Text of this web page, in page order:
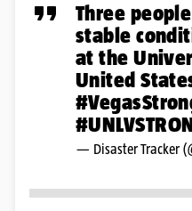
Three
stable
at the
United
— Disaster Tracker